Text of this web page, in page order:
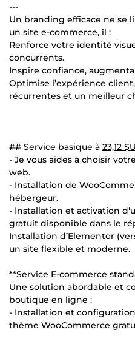
---
Un branding efficace ne se
un site e-commerce, il :
Renforce votre identité
concurrents.
Inspire confiance,
Optimise l’expérience
récurrentes et un meilleur
## Service basique à 23,12
- Je vous aides à choisir
web.
- Installation de
hébergeur.
- Installation et activation
gratuit disponible dans le
Installation d’Elementor
un site flexible et moderne.
**Service E-commerce
Une solution abordable et
boutique en ligne :
- Installation et
thème WooCommerce